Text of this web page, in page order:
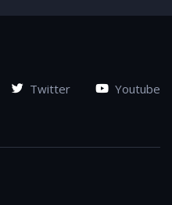
Twitter Youtube